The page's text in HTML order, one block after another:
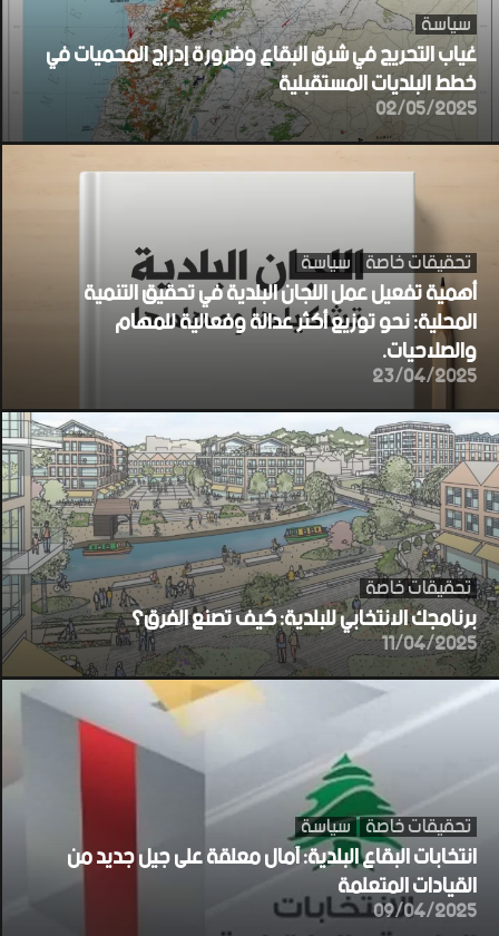
سياسة
غياب التحريج في شرق البقاع وضرورة إدراج المحميات في
خطط البلديات المستقبلية
02/05/2025
تحقيقات خاصة سياسة
أهمية تفعيل عمل اللجان البلدية في تحقيق التنمية
المحلية: نحو توزيع أكثر عدالة وفعالية للمهام
والصلاحيات.
23/04/2025
تحقيقات خاصة
برنامجك الانتخابي للبلدية: كيف تصنع الفرق؟
11/04/2025
تحقيقات خاصة سياسة
انتخابات البقاع البلدية: آمال معلقة على جيل جديد من
القيادات المتعلمة
09/04/2025